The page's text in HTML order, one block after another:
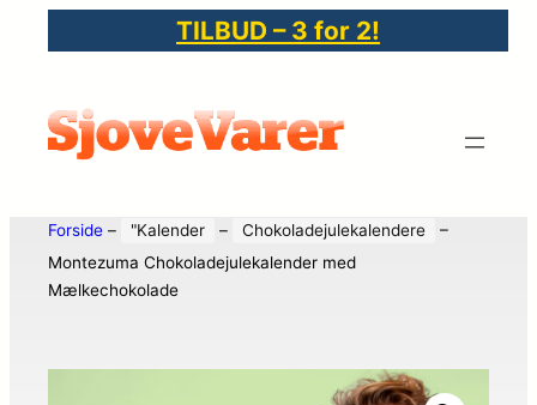
TILBUD – 3 for 2!
Forside – "Kalender – Chokoladejulekalendere
–
Montezuma Chokoladejulekalender med
Mælkechokolade